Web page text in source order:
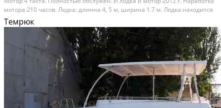
мотора 210 часов. Лодка: длинна 4, 5 м, ширина 1.7 м. Лодка находится
в Кооперативе №2 (Вербино), г. Темрюк, в рыбацком эллинге, который
так же продается. (см....
Темрюк